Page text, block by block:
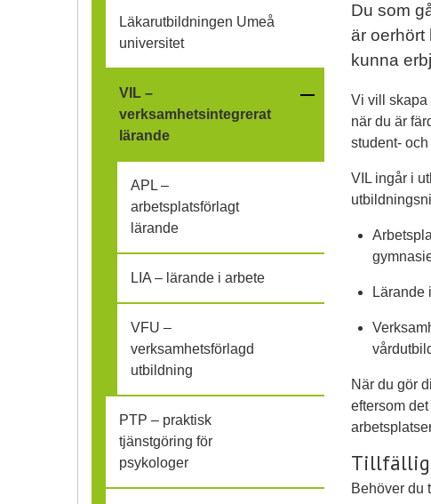
p
Läkarutbildningen Umeå
universitet
VIL –
verksamhetsintegrerat
lärande
–
ä
l
p
APL –
arbetsplatsförlagt
lärande
LIA – lärande i arbete
VFU –
verksamhetsförlagd
utbildning
PTP – praktisk
tjänstgöring för
psykologer
Du som
är oerhört
kunna
Vi vill skapa
när du är
student-
VIL ingår i
Lärande
När du gör
eftersom
Tillfällig
Behöver du